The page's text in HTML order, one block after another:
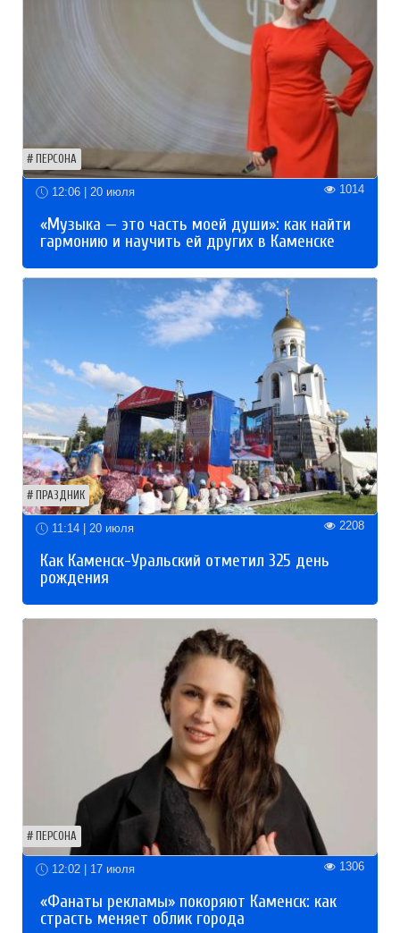
ПЕРСОНА
12:06 | 20 июля 1014
«Музыка — это часть моей души»: как найти
гармонию и научить ей других в Каменске
ПРАЗДНИК
11:14 | 20 июля 2208
Как Каменск-Уральский отметил 325 день
рождения
ПЕРСОНА
12:02 | 17 июля 1306
«Фанаты рекламы» покоряют Каменск: как
страсть меняет облик города